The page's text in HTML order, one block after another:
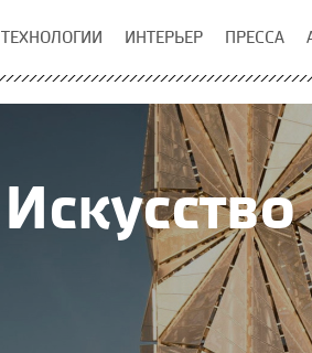
ТЕХНОЛОГИИ ИНТЕРЬЕР ПРЕССА